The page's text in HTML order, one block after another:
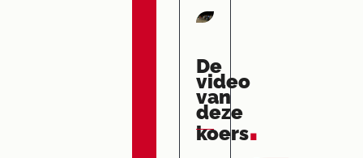
De
video
van
deze
koers.